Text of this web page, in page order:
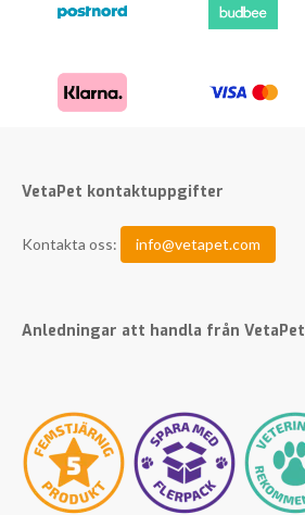
VetaPet kontaktuppgifter
Kontakta oss: info@vetapet.com
Anledningar att handla från VetaPet